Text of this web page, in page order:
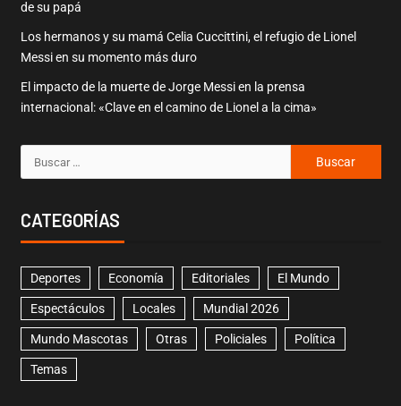
de su papá
Los hermanos y su mamá Celia Cuccittini, el refugio de Lionel
Messi en su momento más duro
El impacto de la muerte de Jorge Messi en la prensa
internacional: «Clave en el camino de Lionel a la cima»
CATEGORÍAS
Deportes Economía Editoriales El Mundo
Espectáculos Locales Mundial 2026
Mundo Mascotas Otras Policiales Política
Temas